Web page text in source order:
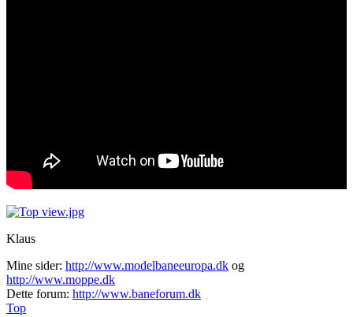
Klaus
Mine sider: http://www.modelbaneeuropa.dk og
http://www.moppe.dk
Dette forum: http://www.baneforum.dk
Top